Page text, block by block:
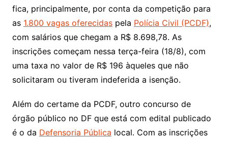
fica, principalmente, por conta da competição para
as 1.800 vagas oferecidaspela Polícia Civil (PCDF),
com salários que chegam a R$ 8.698,78. As
inscrições começam nessa terça-feira (18/8), com
uma taxa no valor de R$ 196 àqueles que não
solicitaram ou tiveram indeferida a isenção.
Além do certame da PCDF, outro concurso de
órgão público no DF que está com edital publicado
é o da Defensoria Pública local. Com as inscrições